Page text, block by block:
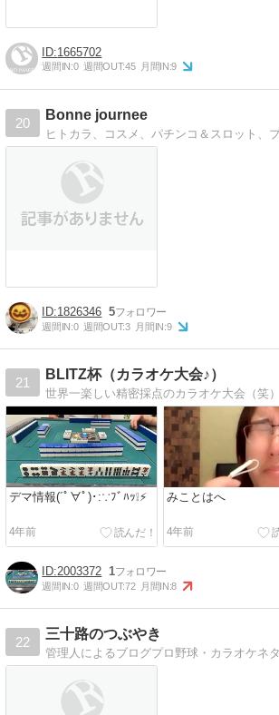
1665702
週間IN:0 週間OUT:45 月間IN:9
20
Bonne journee
1826346 5
週間IN:0 週間OUT:3 月間IN:9
21
BLITZ杯（カラオケ大会♪）
世界一楽しい精密採点のカラオケ大会（笑）
デマ情報(´ﾟ∀ﾟ)･:∵ﾌﾞﾊｯ❕⚡️
4年前
みことはへ
4年前
2003372 1
週間IN:0 週間OUT:72 月間IN:8
22
三十路のつぶやき